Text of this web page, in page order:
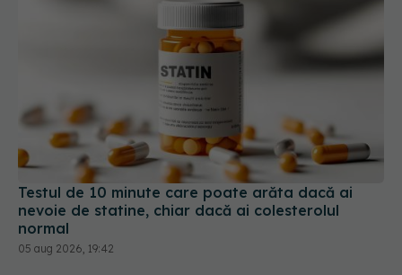
Testul de 10 minute care poate arăta dacă ai
nevoie de statine, chiar dacă ai colesterolul
normal
05 aug 2026, 19:42